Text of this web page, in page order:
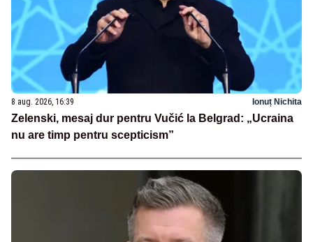
8 aug. 2026, 16:39 Ionuț Nichita
Zelenski, mesaj dur pentru Vučić la Belgrad: „Ucraina
nu are timp pentru scepticism”